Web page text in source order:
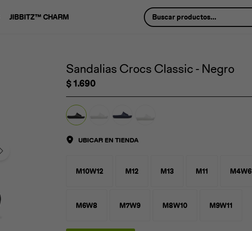
JIBBITZ™ CHARM
Sandalias Crocs Classic - Negro
$1.690
UBICAR EN TIENDA
M10W12 M12 M13 M11 M4W6
M6W8 M7W9 M8W10 M9W11